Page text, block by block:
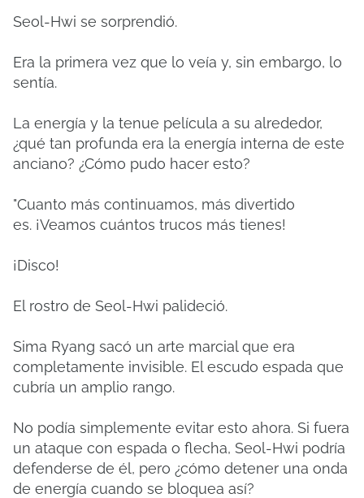
Seol-Hwi se sorprendió.
Era la primera vez que lo veía y, sin embargo, lo
sentía.
La energía y la tenue película a su alrededor,
¿qué tan profunda era la energía interna de este
anciano? ¿Cómo pudo hacer esto?
"Cuanto más continuamos, más divertido
es. ¡Veamos cuántos trucos más tienes!
¡Disco!
El rostro de Seol-Hwi palideció.
Sima Ryang sacó un arte marcial que era
completamente invisible. El escudo espada que
cubría un amplio rango.
No podía simplemente evitar esto ahora. Si fuera
un ataque con espada o flecha, Seol-Hwi podría
defenderse de él, pero ¿cómo detener una onda
de energía cuando se bloquea así?